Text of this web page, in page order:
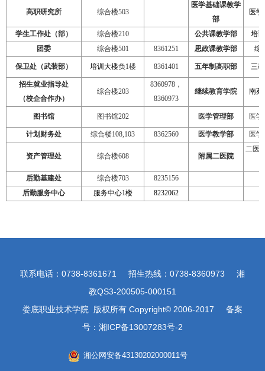
高职研究所 综合楼503
医学基础课教学
部
医学
学生工作处（部） 综合楼210 公共课教学部
培
团委
综合楼501 8361251 思政课教学部 综
保卫处（武装部） 培训大楼负1楼 8361401 五年制高职部 三
招生就业指导处
（校企合作办）
综合楼203
8360978 ，
8360973
继续教育学院 南苑
图书馆 图书馆202 医学管理部 医学
计划财务处 综合楼108,103 8362560 医学教学部 医学
资产管理处 综合楼608 附属二医院
二医
后勤基建处 综合楼703
8235156
后勤服务中心
服务中心1楼 8232062
联系电话：0738-8361671 招生热线：0738-8360973 湘
教QS3-200505-000151
娄底职业技术学院 版权所有 Copyright© 2006-2017 备案
号：湘ICP备13007283号-2
湘公网安备43130202000011号